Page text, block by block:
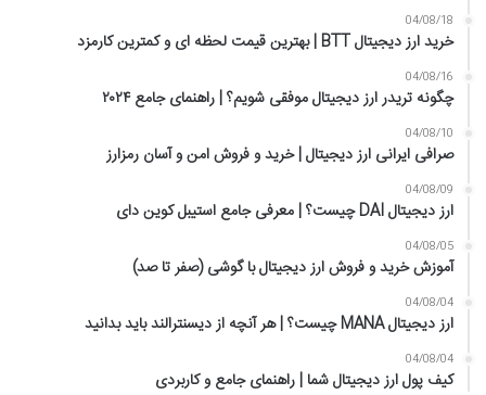
04/08/18
خرید ارز دیجیتال BTT | بهترین قیمت لحظه ای و کمترین کارمزد
04/08/16
چگونه تریدر ارز دیجیتال موفقی شویم؟ | راهنمای جامع ۲۰۲۴
04/08/10
صرافی ایرانی ارز دیجیتال | خرید و فروش امن و آسان رمزارز
04/08/09
ارز دیجیتال DAI چیست؟ | معرفی جامع استیبل کوین دای
04/08/05
آموزش خرید و فروش ارز دیجیتال با گوشی (صفر تا صد)
04/08/04
ارز دیجیتال MANA چیست؟ | هر آنچه از دیسنترالند باید بدانید
04/08/04
کیف پول ارز دیجیتال شما | راهنمای جامع و کاربردی